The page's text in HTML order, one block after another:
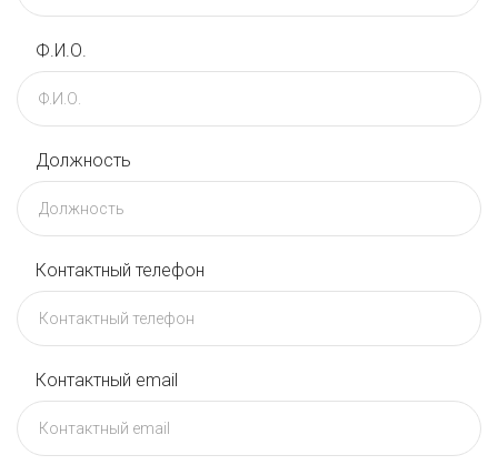
Ф.И.О.
Должность
Контактный телефон
Контактный email